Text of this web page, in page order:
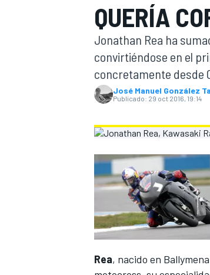
FÓRMULA E
NASCARINDYCARSPORTSCAR
QUERÍA
Jonathan Rea ha
convirtiéndose en el
concretamente desde
José Manuel González
Publicado: 29 oct 2016, 19:14
Rea, nacido en